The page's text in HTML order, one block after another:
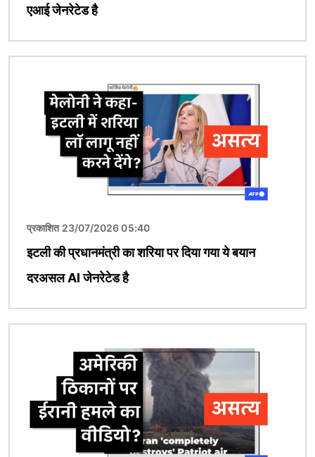
एआई जेनरेटेड है
प्रकाशित 23/07/2026 05:40
इटली की प्रधानमंत्री का शरिया पर दिया गया ये बयान
दरअसल AI जेनरेटेड है